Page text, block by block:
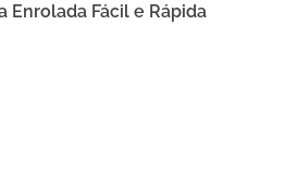
Enrolada Fácil e Rápida